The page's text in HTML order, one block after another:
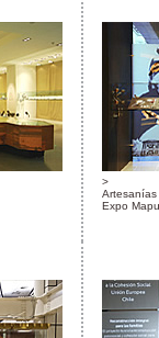
Artesanías
Expo